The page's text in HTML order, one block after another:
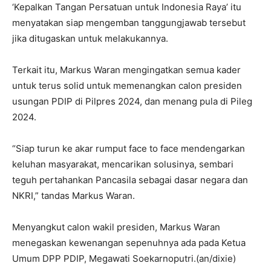
‘Kepalkan Tangan Persatuan untuk Indonesia Raya’ itu
menyatakan siap mengemban tanggungjawab tersebut
jika ditugaskan untuk melakukannya.
Terkait itu, Markus Waran mengingatkan semua kader
untuk terus solid untuk memenangkan calon presiden
usungan PDIP di Pilpres 2024, dan menang pula di Pileg
2024.
“Siap turun ke akar rumput face to face mendengarkan
keluhan masyarakat, mencarikan solusinya, sembari
teguh pertahankan Pancasila sebagai dasar negara dan
NKRI,” tandas Markus Waran.
Menyangkut calon wakil presiden, Markus Waran
menegaskan kewenangan sepenuhnya ada pada Ketua
Umum DPP PDIP, Megawati Soekarnoputri.(an/dixie)